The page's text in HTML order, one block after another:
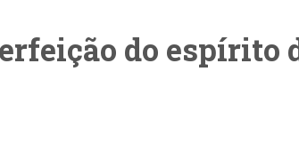
do espírito